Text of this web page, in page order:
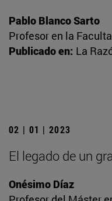
Pablo Blanco Sarto
Profesor en la
Publicado en: La
02 | 01 | 2023
El legado de un
Onésimo Díaz